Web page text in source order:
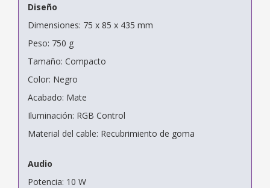
Diseño
Dimensiones: 75 x 85 x 435 mm
Peso: 750 g
Tamaño: Compacto
Color: Negro
Acabado: Mate
Iluminación: RGB Control
Material del cable: Recubrimiento de goma
Audio
Potencia: 10 W